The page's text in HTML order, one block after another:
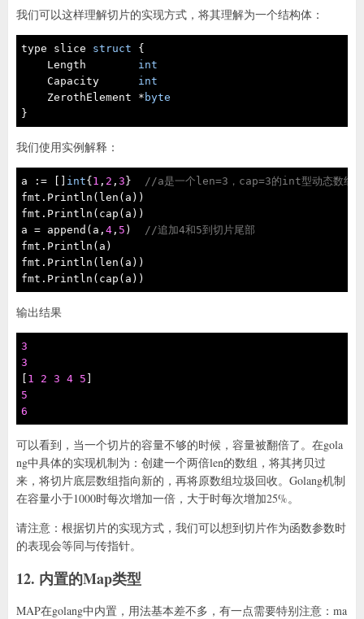
我们可以这样理解切片的实现方式，将其理解为一个结构体：
type slice struct {
    Length
int
    Capacity
int
    ZerothElement *
byte
}
我们使用实例解释：
a := [] int{1 , 2 ,3}
//a是一个len=3，cap=3的int型动态数组
fmt.Println(len(a))
fmt.Println(cap(a))
a = append(a,4 , 5 )
//追加4和5到切片尾部
fmt.Println(a)
fmt.Println(len(a))
fmt.Println(cap(a))
输出结果
3
3
[ 1 2 3 4 5
5
6
可以看到，当一个切片的容量不够的时候，容量被翻倍了。在gola
ng中具体的实现机制为：创建一个两倍len的数组，将其拷贝过
来，将切片底层数组指向新的，再将原数组垃圾回收。Golang机制
在容量小于1000时每次增加一倍，大于时每次增加25%。
请注意：根据切片的实现方式，我们可以想到切片作为函数参数时
的表现会等同与传指针。
12. 内置的Map类型
MAP在golang中内置，用法基本差不多，有一点需要特别注意：ma